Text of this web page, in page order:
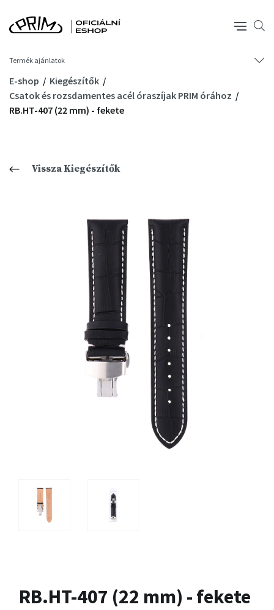
Termék ajánlatok
E-shop
Kiegészítők
Csatok és rozsdamentes acél óraszíjak PRIM órához
RB.HT-407 (22 mm) - fekete
Vissza Kiegészítők
RB.HT-407 (22 mm) - fekete